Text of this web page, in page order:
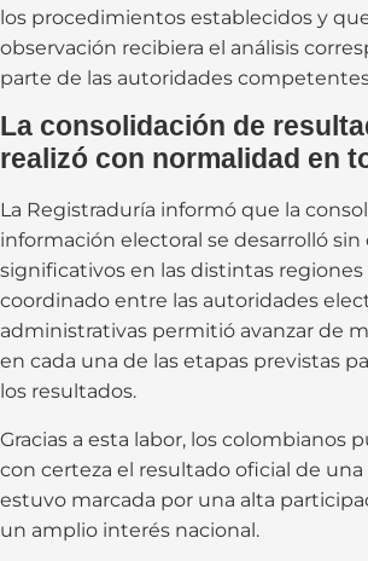
los procedimientos establecidos y
observación recibiera el análisis
parte de las autoridades
La consolidación de
realizó con normalidad en
La Registraduría informó que la
información electoral se desarrolló
significativos en las distintas regiones
coordinado entre las autoridades
administrativas permitió avanzar de
en cada una de las etapas previstas
los resultados.
Gracias a esta labor, los colombianos
con certeza el resultado oficial de
estuvo marcada por una alta
un amplio interés nacional.